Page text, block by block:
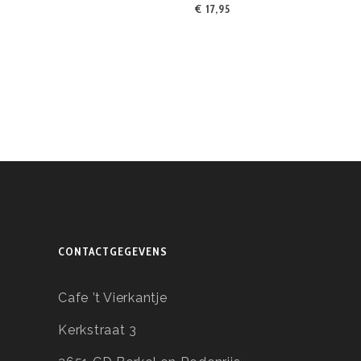
€ 17,95
CONTACTGEGEVENS
Cafe ’t Vierkantje
Kerkstraat 3